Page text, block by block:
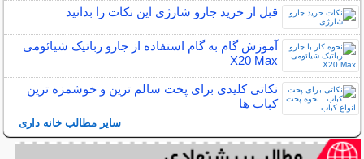
قبل از خرید جارو شارژی این نکات را بدانید
آموزش گام به گام استفاده از جارو رباتیک شیائومی
X20 Max
نکاتی کلیدی برای پخت سالم ترین و خوشمزه ترین
کباب ها
سایر مطالب خانه داری